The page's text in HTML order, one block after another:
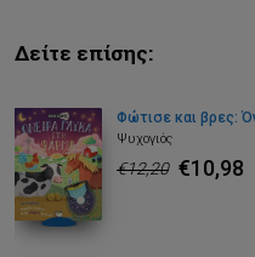
Δείτε επίσης:
Φώτισε και βρες:
Ψυχογιός
€12,20 €10,98